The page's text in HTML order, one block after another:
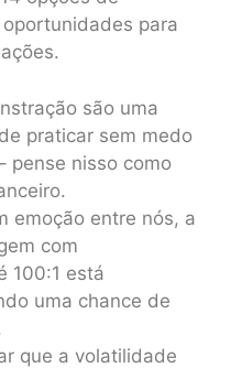
para
são uma
praticar sem medo
pense nisso como
emoção entre nós, a
com
100:1 está
uma chance de
que a volatilidade